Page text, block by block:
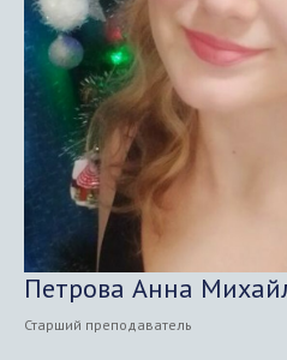
Петрова Анна
Старший преподаватель